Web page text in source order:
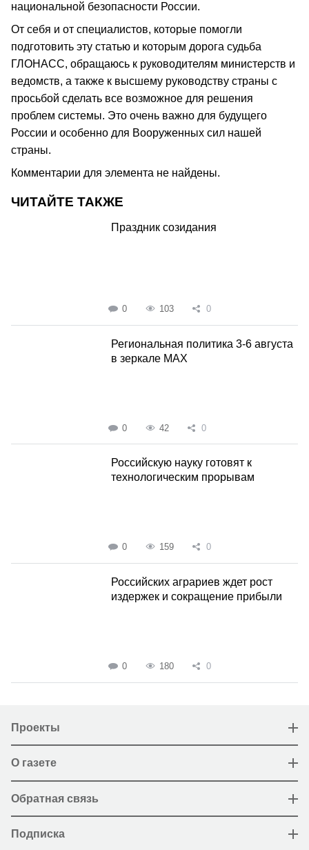
национальной безопасности России.
От себя и от специалистов, которые помогли
подготовить эту статью и которым дорога судьба
ГЛОНАСС, обращаюсь к руководителям министерств и
ведомств, а также к высшему руководству страны с
просьбой сделать все возможное для решения
проблем системы. Это очень важно для будущего
России и особенно для Вооруженных сил нашей
страны.
Комментарии для элемента не найдены.
ЧИТАЙТЕ ТАКЖЕ
Праздник созидания
0 103 0
Региональная политика 3-6 августа
в зеркале MAX
0 42 0
Российскую науку готовят к
технологическим прорывам
0 159 0
Российских аграриев ждет рост
издержек и сокращение прибыли
0 180 0
Проекты
О газете
Обратная связь
Подписка